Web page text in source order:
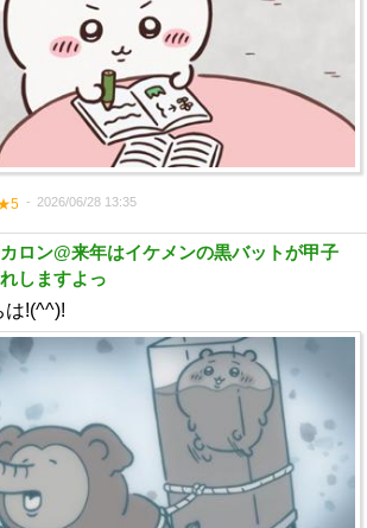
2026/06/28 13:35
ロン@来年はイケメンの黒バットが甲子
しますよっ
は!(^^)!